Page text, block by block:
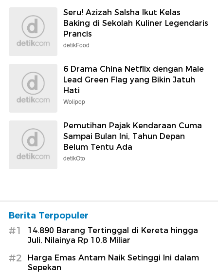
Seru! Azizah Salsha Ikut Kelas
Baking di Sekolah Kuliner Legendaris
Prancis
detikFood
6 Drama China Netflix dengan Male
Lead Green Flag yang Bikin Jatuh
Hati
Wolipop
Pemutihan Pajak Kendaraan Cuma
Sampai Bulan Ini, Tahun Depan
Belum Tentu Ada
detikOto
Berita Terpopuler
#1
14.890 Barang Tertinggal di Kereta hingga
Juli, Nilainya Rp 10,8 Miliar
#2
Harga Emas Antam Naik Setinggi Ini dalam
Sepekan